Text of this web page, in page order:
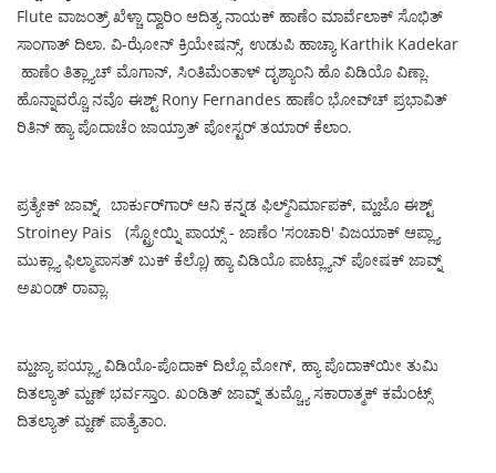
Flute ವಾಜಂತ್ರ್ ಖೆಳ್ಚಾ ದ್ವಾರಿಂ ಆದಿತ್ಯ ನಾಯಕ್ ಹಾಣೆಂ ಮಾರ್ವೆಲಾಕ್ ಸೊಭಿತ್
ಸಾಂಗಾತ್ ದಿಲಾ. ವಿ-ಝೋನ್ ಕ್ರಿಯೇಷನ್ಸ್, ಉಡುಪಿ ಹಾಚ್ಯಾ Karthik Kadekar
ಹಾಣೆಂ ತಿತ್ಲ್ಯಾಚ್ ಮೊಗಾನ್, ಸಿಂತಿಮೆಂತಾಳ್ ದೃಶ್ಯಾಂನಿ‌ ಹೊ‌ ವಿಡಿಯೊ ವಿಣ್ಲಾ.
ಹೊನ್ನಾವರ‌್ಚೊ ನವೊ ಈಶ್ಟ್ Rony Fernandes ಹಾಣೆಂ ಭೋವ್‌ಚ್ ಪ್ರಭಾವಿತ್
ರಿತಿನ್ ಹ್ಯಾ ಪೊದಾಚೆಂ ಜಾಯ್ರಾತ್ ಪೋಸ್ಟರ್ ತಯಾರ್ ಕೆಲಾಂ.
ಪ್ರತ್ಯೇಕ್ ಜಾವ್ನ್, ಬಾರ್ಕುರ್‌ಗಾರ್ ಆನಿ ಕನ್ನಡ ಫಿಲ್ಮ್‌ನಿರ್ಮಾಪಕ್, ಮ್ಹಜೊ ಈಶ್ಟ್
Stroiney Pais (ಸ್ಟ್ರೋಯ್ನಿ ಪಾಯ್ಸ್ - ಜಾಣೆಂ 'ಸಂಚಾರಿ' ವಿಜಯಾಕ್ ಆಪ್ಲ್ಯಾ
ಮುಕ್ಲ್ಯಾ ಫಿಲ್ಮಾಪಾಸತ್ ಬುಕ್ ಕೆಲ್ಲೊ) ಹ್ಯಾ ವಿಡಿಯೊ ಪಾಟ್ಲ್ಯಾನ್ ಪೋಷಕ್ ಜಾವ್ನ್
ಅಖಂಡ್ ರಾವ್ಲಾ.
ಮ್ಹಜ್ಯಾ ಪಯ್ಲ್ಯಾ ವಿಡಿಯೊ-ಪೊದಾಕ್ ದಿಲ್ಲೊ ಮೋಗ್, ಹ್ಯಾ ಪೊದಾಕ್‌ಯೀ ತುಮಿ
ದಿತಲ್ಯಾತ್ ಮ್ಹಣ್ ಭರ್ವಸ್ತಾಂ. ಖಂಡಿತ್ ಜಾವ್ನ್ ತುಮ್ಚ್ಯೊ ಸಕಾರಾತ್ಮಕ್ ಕಮೆಂಟ್ಸ್
ದಿತಲ್ಯಾತ್ ಮ್ಹಣ್ ಪಾತ್ಯೆತಾಂ.